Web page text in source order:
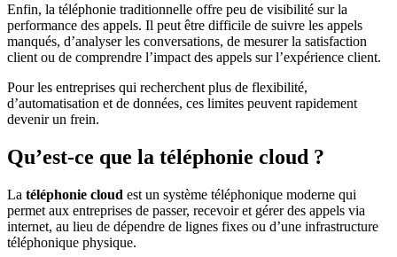
Enfin, la téléphonie traditionnelle offre peu de visibilité sur la
performance des appels. Il peut être difficile de suivre les appels
manqués, d’analyser les conversations, de mesurer la satisfaction
client ou de comprendre l’impact des appels sur l’expérience client.
Pour les entreprises qui recherchent plus de flexibilité,
d’automatisation et de données, ces limites peuvent rapidement
devenir un frein.
Qu’est-ce que la téléphonie cloud ?
La téléphonie cloud est un système téléphonique moderne qui
permet aux entreprises de passer, recevoir et gérer des appels via
internet, au lieu de dépendre de lignes fixes ou d’une infrastructure
téléphonique physique.